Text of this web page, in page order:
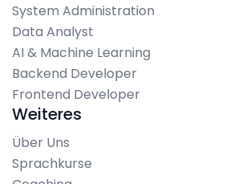
System Administration
Data Analyst
AI & Machine Learning
Backend Developer
Frontend Developer
Weiteres
Über Uns
Sprachkurse